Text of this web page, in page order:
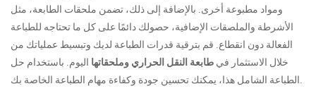
ومواد مطبوعة أخرى. بالإضافة إلى ذلك، تضمن ملحقات الطابعة، مثل
الأشرطة والملصقات الإضافية، حصولك دائمًا على كل ما تحتاجه للطباعة
الفعالة دون انقطاع. قم بترقية قدرات الطباعة لديك وتبسيط عملياتك من
خلال الاستثمار فيطابعة النقل الحراري وملحقاتها اليوم. باستخدام حل
الطباعة الشامل هذا، يمكنك تحسين جودة وكفاءة مهام الطباعة الخاصة بك.